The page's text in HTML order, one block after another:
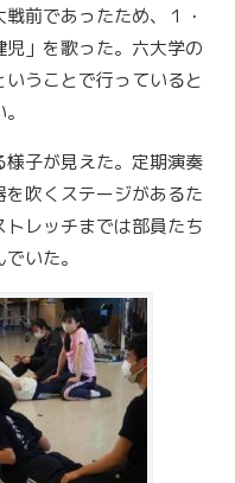
前であったため、１・
」を歌った。六大学の
うことで行っていると
子が見えた。定期演奏
吹くステージがあるた
レッチまでは部員たち
いた。